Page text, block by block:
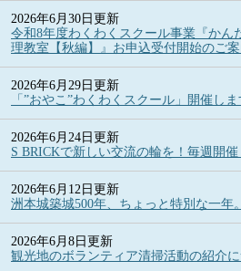
2026年6月30日更新
令和8年度わくわくスクール事業『かん
理教室【秋編】』お申込受付開始のご
2026年6月29日更新
「”おやこ”わくわくスクール」開催しま
2026年6月24日更新
S BRICKで新しい交流の輪を！毎週開
2026年6月12日更新
洲本城築城500年、ちょっと特別な一年。
2026年6月8日更新
観光地のボランティア清掃活動の紹介